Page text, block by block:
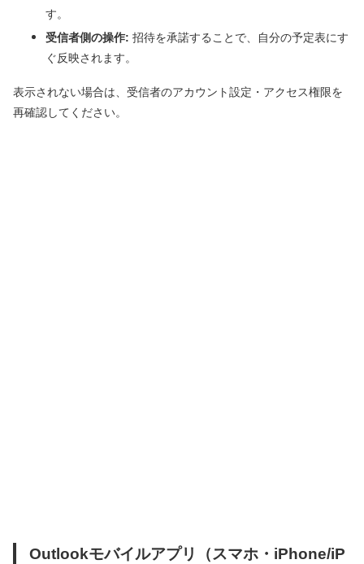
す。
受信者側の操作: 招待を承諾することで、自分の予定表にす
ぐ反映されます。
表示されない場合は、受信者のアカウント設定・アクセス権限を
再確認してください。
Outlookモバイルアプリ（スマホ・iPhone/iP